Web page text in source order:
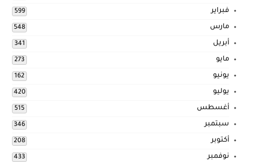
فبراير 599
مارس 548
أبريل 341
مايو 273
يونيو 162
يوليو 420
أغسطس 515
سبتمبر 346
أكتوبر 208
نوفمبر 433